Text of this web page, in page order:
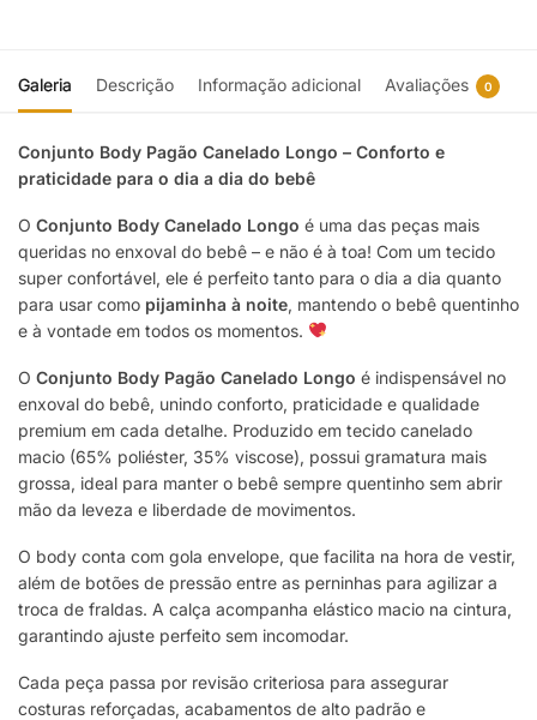
Galeria Descrição Informação adicional Avaliações 0
Conjunto Body Pagão Canelado Longo – Conforto e
praticidade para o dia a dia do bebê
O Conjunto Body Canelado Longo é uma das peças mais
queridas no enxoval do bebê – e não é à toa! Com um tecido
super confortável, ele é perfeito tanto para o dia a dia quanto
para usar como pijaminha à noite, mantendo o bebê quentinho
e à vontade em todos os momentos.
O Conjunto Body Pagão Canelado Longo é indispensável no
enxoval do bebê, unindo conforto, praticidade e qualidade
premium em cada detalhe. Produzido em tecido canelado
macio (65% poliéster, 35% viscose), possui gramatura mais
grossa, ideal para manter o bebê sempre quentinho sem abrir
mão da leveza e liberdade de movimentos.
O body conta com gola envelope, que facilita na hora de vestir,
além de botões de pressão entre as perninhas para agilizar a
troca de fraldas. A calça acompanha elástico macio na cintura,
garantindo ajuste perfeito sem incomodar.
Cada peça passa por revisão criteriosa para assegurar
costuras reforçadas, acabamentos de alto padrão e